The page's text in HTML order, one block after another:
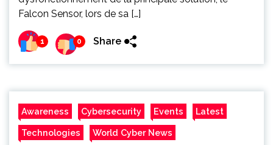
Falcon Sensor, lors de sa […]
1 0 Share
Awareness Cybersecurity Events Latest
Technologies World Cyber News